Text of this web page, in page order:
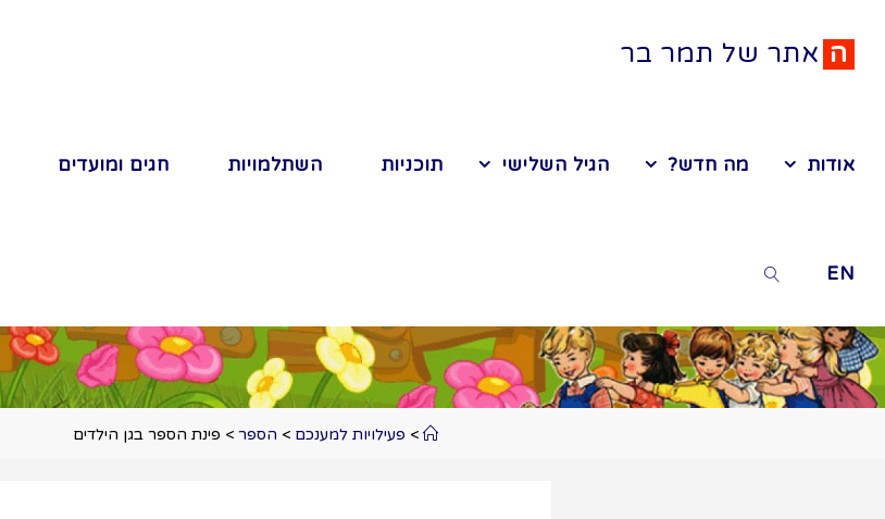
ה אתר של תמר בר
אודות מה חדש? הגיל השלישי תוכניות השתלמויות חגים ומועדים
EN
> פעילויות למענכם > הספר> פינת הספר בגן הילדים